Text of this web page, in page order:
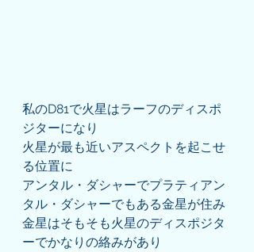
私のD81で火星はラーフのディスポ
ジターになり
火星が最も近いアスペクトを起こせ
る位置に
アンタル・ダシャーでプラティアン
タル・ダシャーでもある金星が住み
金星はそもそも火星のディスポジタ
ーでかなりの絡みがあり